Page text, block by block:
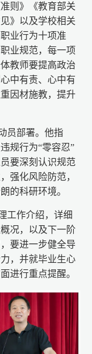
则》《教育部关
》以及学校相关
业行为十项准
业规范，每一项
教师要提高政治
中有责、心中有
因材施教，提升
员部署。他指
规行为“零容忍”
要深刻认识规范
强化风险防范，
的科研环境。
工作介绍，详细
况，以及下一阶
要进一步健全导
，并就毕业生心
进行重点提醒。